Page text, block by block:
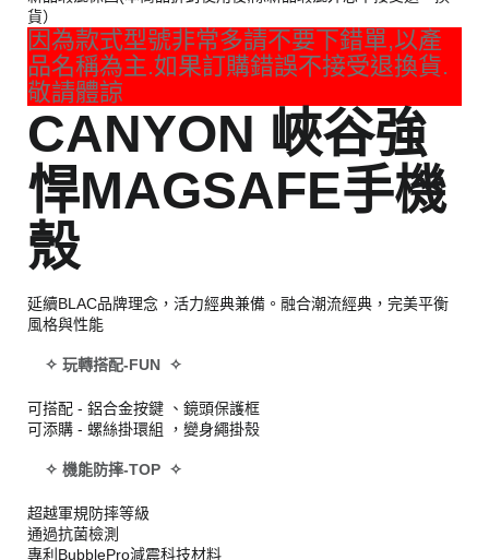
貨）
因為款式型號非常多請不要下錯單,以產
品名稱為主.如果訂購錯誤不接受退換貨.
敬請體諒
CANYON 峽谷強
悍MAGSAFE手機
殼
延續BLAC品牌理念，活力經典兼備。融合潮流經典，完美平衡
風格與性能
✧ 玩轉搭配-FUN ✧
可搭配 - 鋁合金按鍵 、鏡頭保護框
可添購 - 螺絲掛環組 ，變身繩掛殼
✧ 機能防摔-TOP ✧
超越軍規防摔等級
通過抗菌檢測
專利BubblePro減震科技材料